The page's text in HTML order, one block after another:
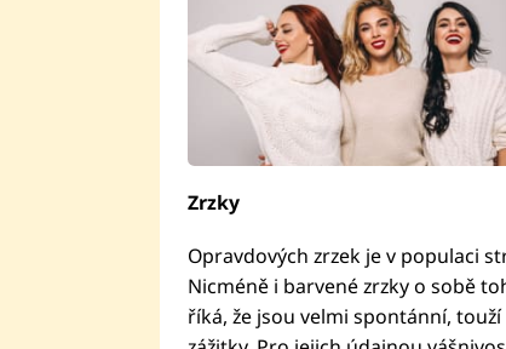
Zrzky
Opravdových zrzek je v populaci
Nicméně i barvené zrzky o sobě
říká, že jsou velmi spontánní,